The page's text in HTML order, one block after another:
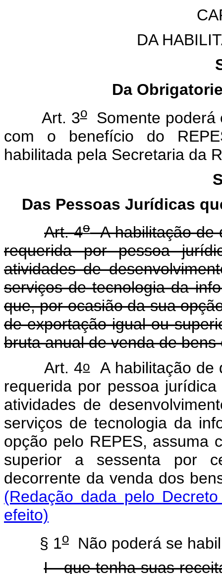
DA
Da
Art. 3oSomente poderá
com o benefício do
habilitada pela Secretaria da
Das Pessoas Jurídicas
Art. 4oA habilitação de
requerida por pessoa
atividades de
serviços de tecnologia da
que, por ocasião da sua
de exportação igual ou
bruta anual de venda de bens
Art. 4oA habilitação de
requerida por pessoa
atividades de
serviços de tecnologia da
opção pelo REPES, assuma
superior a sessenta por
decorrente da venda dos
(Redação dada pelo
efeito)
§ 1o Não poderá se
I - que tenha suas